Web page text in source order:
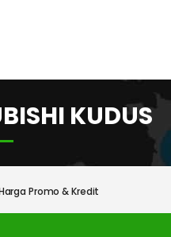
KUDUS
Promo & Kredit